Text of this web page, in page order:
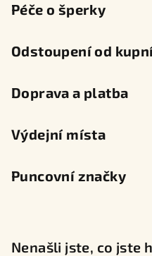
Péče o šperky
Odstoupení od
Doprava a platba
Výdejní místa
Puncovní značky
Nenašli jste, co jste